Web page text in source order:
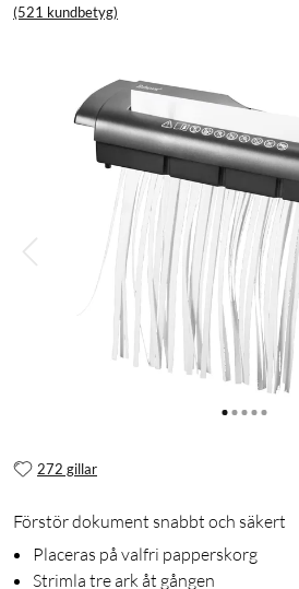
(521 kundbetyg)
272 gillar
Förstör dokument snabbt och säkert
Placeras på valfri papperskorg
Strimla tre ark åt gången